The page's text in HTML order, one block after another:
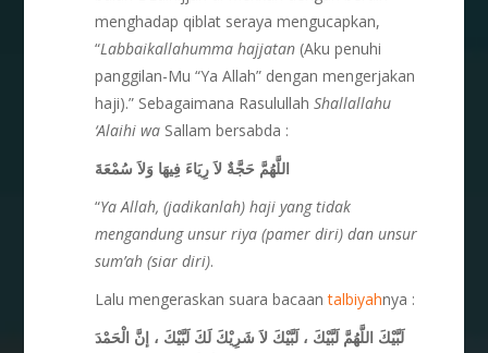
menghadap qiblat seraya mengucapkan,
“Labbaikallahumma hajjatan (Aku penuhi
panggilan-Mu “Ya Allah” dengan mengerjakan
haji).” Sebagaimana RasulullahShallallahu
‘Alaihi wa Sallam bersabda :
اللَّهُمَّ حَجَّةٌ لاَ رِيَاءَ فِيهَا وَلاَ سُمْعَةَ
“Ya Allah, (jadikanlah) haji yang tidak
mengandung unsur riya (pamer diri) dan unsur
sum’ah (siar diri).
Lalu mengeraskan suara bacaantalbiyahnya :
لَبَّيْكَ اللَّهُمَّ لَبَّيْكَ ، لَبَّيْكَ لاَ شَرِيْكَ لَكَ لَبَّيْكَ ، إنَّ الْحَمْدَ